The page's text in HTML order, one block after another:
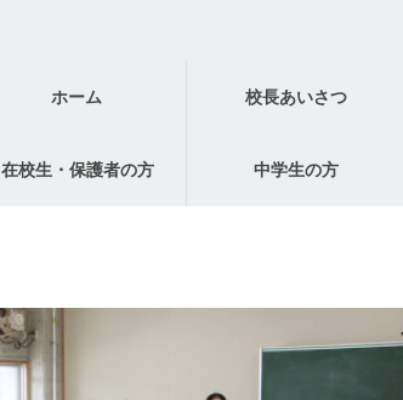
ホーム 校長あいさつ
在校生・保護者の方 中学生の方